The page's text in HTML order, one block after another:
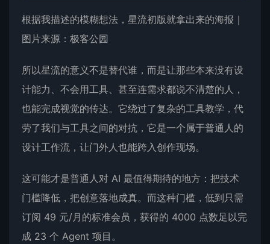
根据我描述的模糊想法，星流初版就拿出来的海报｜
图片来源：极客公园
所以星流的意义不是替代谁，而是让那些本来没有设
计能力、不会用工具、甚至连需求都说不清楚的人，
也能完成视觉的传达。它绕过了复杂的工具教学，代
劳了我们与工具之间的对抗，它是一个属于普通人的
设计工作流，让门外人也能跨入创作现场。
这可能才是普通人对 AI 最值得期待的地方：把技术
门槛降低，把创意落地成真。而这种门槛，低到只需
订阅 49 元/月的标准会员，获得的 4000 点数足以完
成 23 个 Agent 项目。